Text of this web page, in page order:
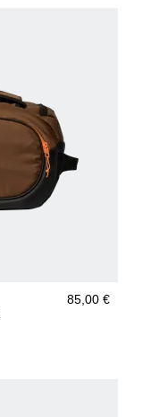
85,00 €